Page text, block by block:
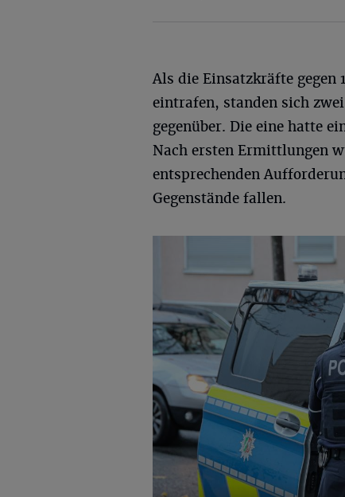
Als die Einsatzkräfte gegen
eintrafen, standen sich
gegenüber. Die eine hatte
Nach ersten Ermittlungen
entsprechenden
Gegenstände fallen.